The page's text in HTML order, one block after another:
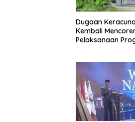
Dugaan
Kembali
Pelaksanaan
Dumai